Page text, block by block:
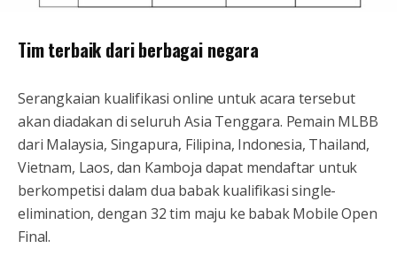
Tim terbaik dari berbagai negara
Serangkaian kualifikasi online untuk acara tersebut
akan diadakan di seluruh Asia Tenggara. Pemain MLBB
dari Malaysia, Singapura, Filipina, Indonesia, Thailand,
Vietnam, Laos, dan Kamboja dapat mendaftar untuk
berkompetisi dalam dua babak kualifikasi single-
elimination, dengan 32 tim maju ke babak Mobile Open
Final.